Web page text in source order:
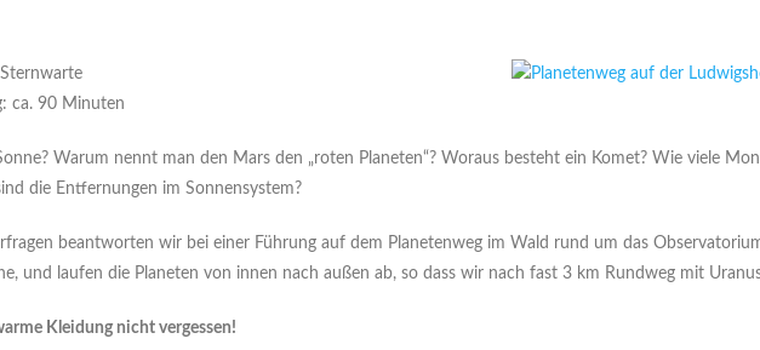
ca. 90 Minuten
Warum nennt man den Mars den „roten Planeten“? Woraus besteht ein Komet? Wie viele
die Entfernungen im Sonnensystem?
beantworten wir bei einer Führung auf dem Planetenweg im Wald rund um das
und laufen die Planeten von innen nach außen ab, so dass wir nach fast 3 km Rundweg mit
Kleidung nicht vergessen!